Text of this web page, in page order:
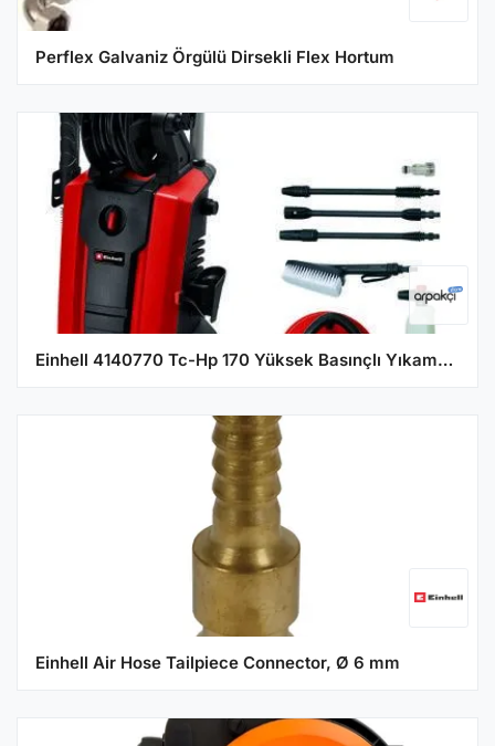
Perflex Galvaniz Örgülü Dirsekli Flex Hortum
Einhell 4140770 Tc-Hp 170 Yüksek Basınçlı Yıkama Makinesi
Einhell Air Hose Tailpiece Connector, Ø 6 mm